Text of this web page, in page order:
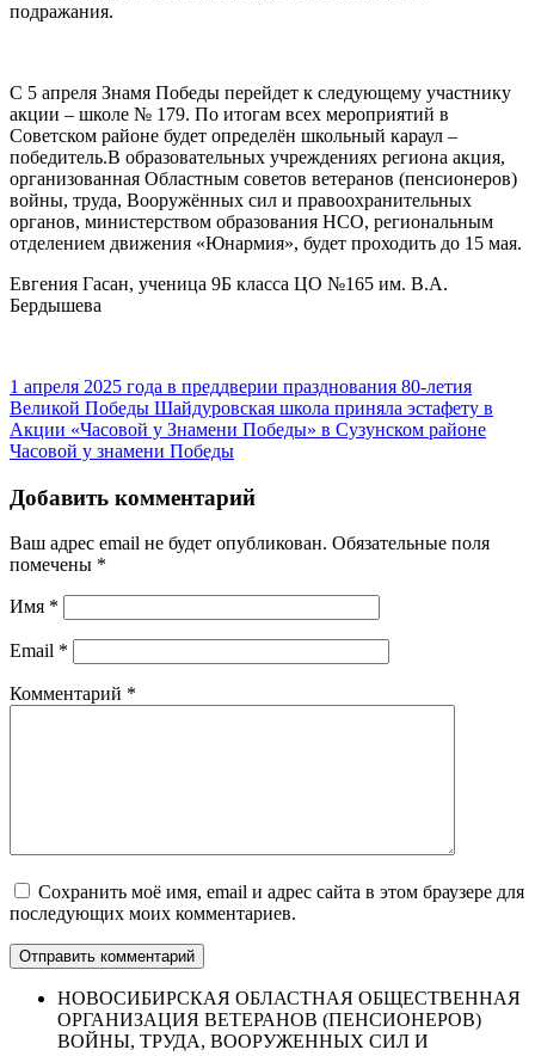
подражания.
С 5 апреля Знамя Победы перейдет к следующему участнику
акции – школе № 179. По итогам всех мероприятий в
Советском районе будет определён школьный караул –
победитель.В образовательных учреждениях региона акция,
организованная Областным советов ветеранов (пенсионеров)
войны, труда, Вооружённых сил и правоохранительных
органов, министерством образования НСО, региональным
отделением движения «Юнармия», будет проходить до 15 мая.
Евгения Гасан, ученица 9Б класса ЦО №165 им. В.А.
Бердышева
1 апреля 2025 года в преддверии празднования 80-летия
Великой Победы Шайдуровская школа приняла эстафету в
Акции «Часовой у Знамени Победы» в Сузунском районе
Часовой у знамени Победы
Добавить комментарий
Ваш адрес email не будет опубликован. Обязательные поля
помечены *
Имя *
Email *
Комментарий *
Сохранить моё имя, email и адрес сайта в этом браузере для
последующих моих комментариев.
НОВОСИБИРСКАЯ ОБЛАСТНАЯ ОБЩЕСТВЕННАЯ
ОРГАНИЗАЦИЯ ВЕТЕРАНОВ (ПЕНСИОНЕРОВ)
ВОЙНЫ, ТРУДА, ВООРУЖЕННЫХ СИЛ И